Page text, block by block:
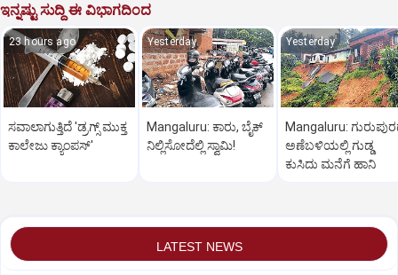
ಇನ್ನಷ್ಟು ಸುದ್ದಿ ಈ ವಿಭಾಗದಿಂದ
23 hours ago
ಸವಾಲಾಗುತ್ತಿದೆ 'ಡ್ರಗ್ಸ್‌ ಮುಕ್ತ
ಕಾಲೇಜು ಕ್ಯಾಂಪಸ್‌'
Yesterday
Mangaluru: ಕಾರು, ಬೈಕ್‌
ನಿಲ್ಲಿಸೋದೆಲ್ಲಿ ಸ್ವಾಮಿ!
Yesterday
Mangaluru:
ಅಣೆಬಳಿಯಲ್ಲಿ ಗುಡ್ಡ
ಕುಸಿದು ಮನೆಗೆ ಹಾನಿ
LATEST NEWS